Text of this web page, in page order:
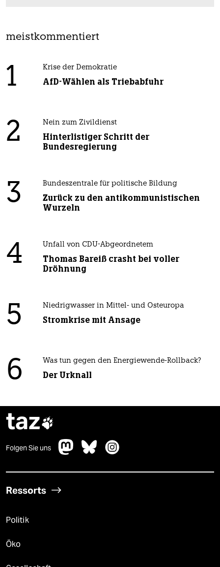
meistkommentiert
1 Krise der Demokratie
AfD-Wählen als Triebabfuhr
2 Nein zum Zivildienst
Hinterlistiger Schritt der
Bundesregierung
3 Bundeszentrale für politische Bildung
Zurück zu den antikommunistischen
Wurzeln
4 Unfall von CDU-Abgeordnetem
Thomas Bareiß crasht bei voller
Dröhnung
5 Niedrigwasser in Mittel- und Osteuropa
Stromkrise mit Ansage
6 Was tun gegen den Energiewende-Rollback?
Der Urknall
taz
Folgen Sie uns
Ressorts
Politik
Öko